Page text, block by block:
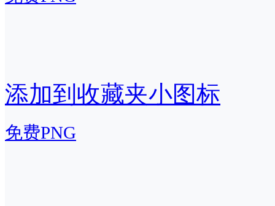
添加到收藏夹小图标
免费PNG